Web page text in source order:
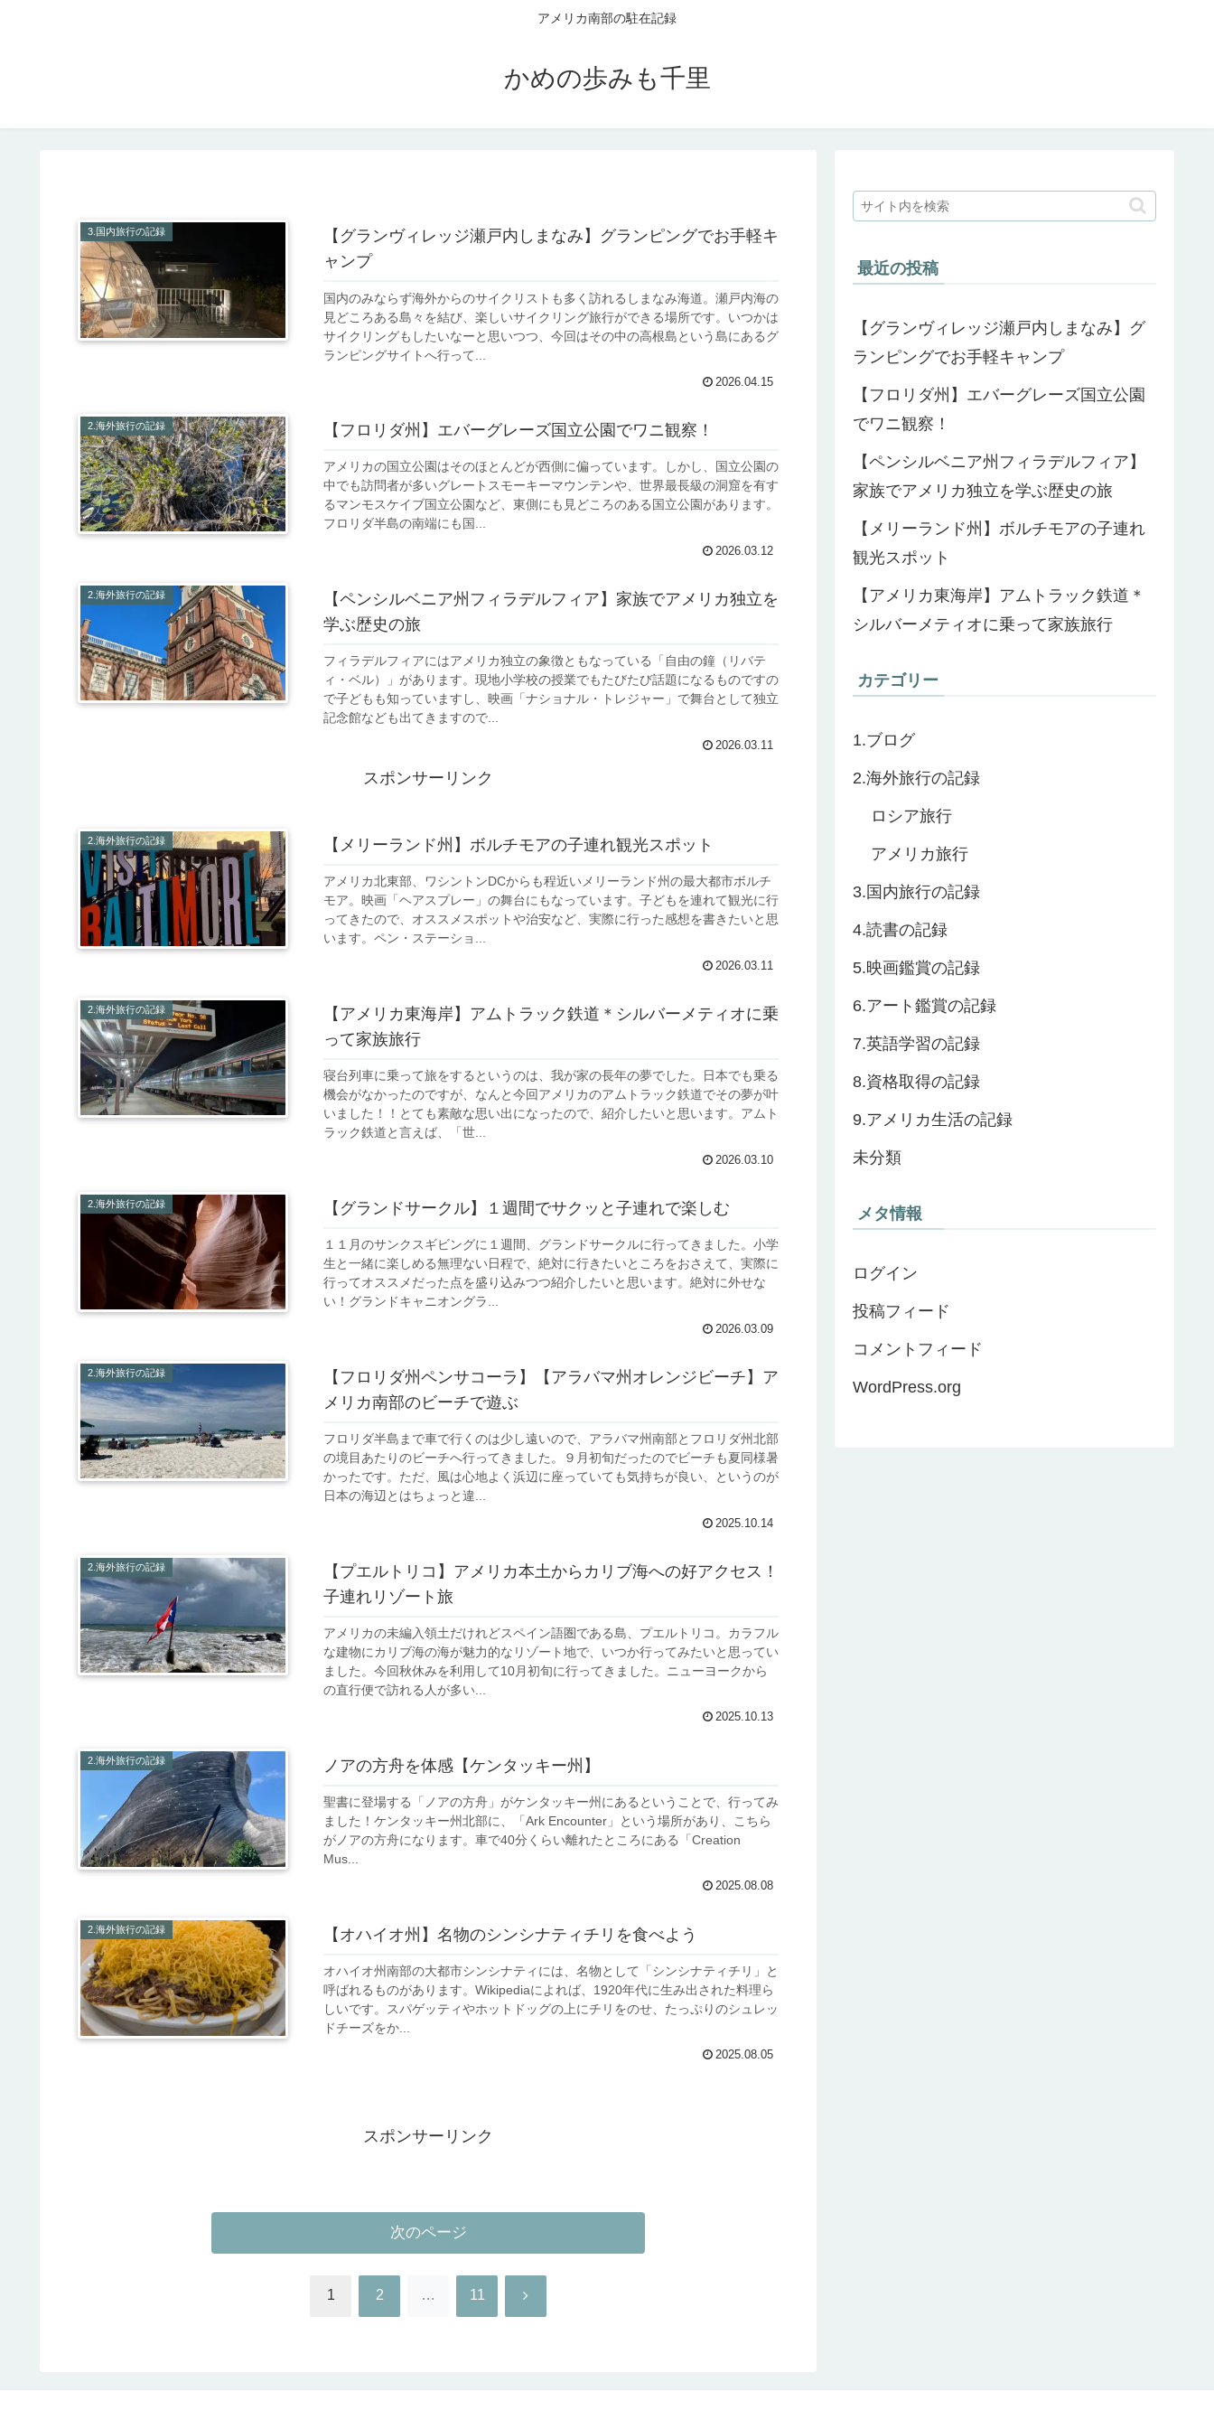
アメリカ南部の駐在記録
かめの歩みも千里
3.国内旅行の記録
【グランヴィレッジ瀬戸内しまなみ】グランピングでお手軽キ
ャンプ
国内のみならず海外からのサイクリストも多く訪れるしまなみ海道。瀬戸内海の
見どころある島々を結び、楽しいサイクリング旅行ができる場所です。いつかは
サイクリングもしたいなーと思いつつ、今回はその中の高根島という島にあるグ
ランピングサイトへ行って...
2026.04.15
2.海外旅行の記録 【フロリダ州】エバーグレーズ国立公園でワニ観察！
アメリカの国立公園はそのほとんどが西側に偏っています。しかし、国立公園の
中でも訪問者が多いグレートスモーキーマウンテンや、世界最長級の洞窟を有す
るマンモスケイブ国立公園など、東側にも見どころのある国立公園があります。
フロリダ半島の南端にも国...
2026.03.12
2.海外旅行の記録
【ペンシルベニア州フィラデルフィア】家族でアメリカ独立を
学ぶ歴史の旅
フィラデルフィアにはアメリカ独立の象徴ともなっている「自由の鐘（リバテ
ィ・ベル）」があります。現地小学校の授業でもたびたび話題になるものですの
で子どもも知っていますし、映画「ナショナル・トレジャー」で舞台として独立
記念館なども出てきますので...
2026.03.11
スポンサーリンク
2.海外旅行の記録 【メリーランド州】ボルチモアの子連れ観光スポット
アメリカ北東部、ワシントンDCからも程近いメリーランド州の最大都市ボルチ
モア。映画「ヘアスプレー」の舞台にもなっています。子どもを連れて観光に行
ってきたので、オススメスポットや治安など、実際に行った感想を書きたいと思
います。ペン・ステーショ...
2026.03.11
2.海外旅行の記録
【アメリカ東海岸】アムトラック鉄道＊シルバーメティオに乗
って家族旅行
寝台列車に乗って旅をするというのは、我が家の長年の夢でした。日本でも乗る
機会がなかったのですが、なんと今回アメリカのアムトラック鉄道でその夢が叶
いました！！とても素敵な思い出になったので、紹介したいと思います。アムト
ラック鉄道と言えば、「世...
2026.03.10
2.海外旅行の記録 【グランドサークル】１週間でサクッと子連れで楽しむ
１１月のサンクスギビングに１週間、グランドサークルに行ってきました。小学
生と一緒に楽しめる無理ない日程で、絶対に行きたいところをおさえて、実際に
行ってオススメだった点を盛り込みつつ紹介したいと思います。絶対に外せな
い！グランドキャニオングラ...
2026.03.09
2.海外旅行の記録
【フロリダ州ペンサコーラ】【アラバマ州オレンジビーチ】ア
メリカ南部のビーチで遊ぶ
フロリダ半島まで車で行くのは少し遠いので、アラバマ州南部とフロリダ州北部
の境目あたりのビーチへ行ってきました。９月初旬だったのでビーチも夏同様暑
かったです。ただ、風は心地よく浜辺に座っていても気持ちが良い、というのが
日本の海辺とはちょっと違...
2025.10.14
2.海外旅行の記録
【プエルトリコ】アメリカ本土からカリブ海への好アクセス！
子連れリゾート旅
アメリカの未編入領土だけれどスペイン語圏である島、プエルトリコ。カラフル
な建物にカリブ海の海が魅力的なリゾート地で、いつか行ってみたいと思ってい
ました。今回秋休みを利用して10月初旬に行ってきました。ニューヨークから
の直行便で訪れる人が多い...
2025.10.13
2.海外旅行の記録 ノアの方舟を体感【ケンタッキー州】
聖書に登場する「ノアの方舟」がケンタッキー州にあるということで、行ってみ
ました！ケンタッキー州北部に、「Ark Encounter」という場所があり、こちら
がノアの方舟になります。車で40分くらい離れたところにある「Creation
Mus...
2025.08.08
2.海外旅行の記録 【オハイオ州】名物のシンシナティチリを食べよう
オハイオ州南部の大都市シンシナティには、名物として「シンシナティチリ」と
呼ばれるものがあります。Wikipediaによれば、1920年代に生み出された料理ら
しいです。スパゲッティやホットドッグの上にチリをのせ、たっぷりのシュレッ
ドチーズをか...
2025.08.05
スポンサーリンク
次のページ
1 2 … 11 次
最近の投稿
【グランヴィレッジ瀬戸内しまなみ】グ
ランピングでお手軽キャンプ
【フロリダ州】エバーグレーズ国立公園
でワニ観察！
【ペンシルベニア州フィラデルフィア】
家族でアメリカ独立を学ぶ歴史の旅
【メリーランド州】ボルチモアの子連れ
観光スポット
【アメリカ東海岸】アムトラック鉄道＊
シルバーメティオに乗って家族旅行
カテゴリー
1.ブログ
2.海外旅行の記録
ロシア旅行
アメリカ旅行
3.国内旅行の記録
4.読書の記録
5.映画鑑賞の記録
6.アート鑑賞の記録
7.英語学習の記録
8.資格取得の記録
9.アメリカ生活の記録
未分類
メタ情報
ログイン
投稿フィード
コメントフィード
WordPress.org